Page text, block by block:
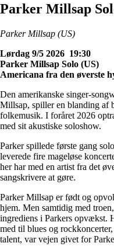
Parker Millsap
Parker Millsap (US)
Lørdag 9/5 2026 19:30
Parker Millsap Solo (US)
Americana fra den øverste
Den amerikanske singer-
Millsap, spiller en blanding af
folkemusik. I foråret 2026
med sit akustiske soloshow.
Parker spillede første gang
leverede fire mageløse
her har med en artist fra det
sangskrivere at gøre.
Parker Millsap er født og
hjem. Men samtidig med
ingrediens i Parkers opvækst.
med til blues og
talent, var vejen givet for